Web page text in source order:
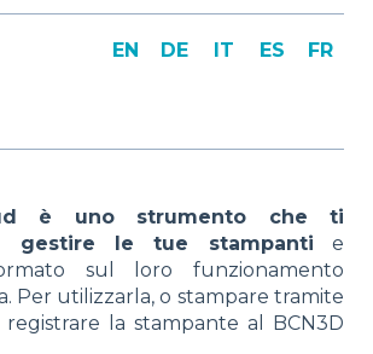
EN DE IT ES FR
è uno strumento che ti
gestire le tue stampanti e
sul loro funzionamento
Per utilizzarla, o stampare tramite
registrare la stampante al BCN3D